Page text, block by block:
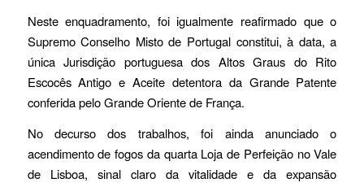
Neste enquadramento, foi igualmente reafirmado que o
Supremo Conselho Misto de Portugal constitui, à data, a
única Jurisdição portuguesa dos Altos Graus do Rito
Escocês Antigo e Aceite detentora da Grande Patente
conferida pelo Grande Oriente de França.
No decurso dos trabalhos, foi ainda anunciado o
acendimento de fogos da quarta Loja de Perfeição no Vale
de Lisboa, sinal claro da vitalidade e da expansão